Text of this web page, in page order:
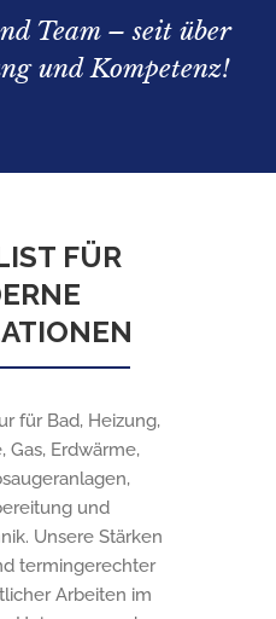
Team – seit über
und Kompetenz!
FÜR
für Bad, Heizung,
Gas, Erdwärme,
und
Unsere Stärken
termingerechter
Arbeiten im